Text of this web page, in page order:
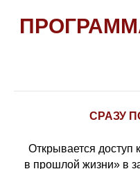
СРАЗУ
Открывается доступ
в прошлой жизни» в